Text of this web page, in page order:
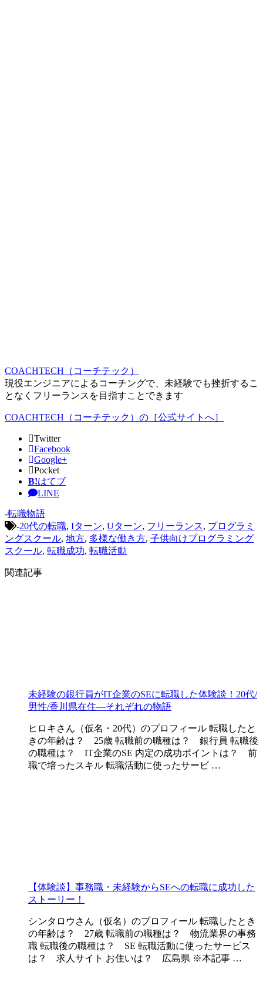
COACHTECH（コーチテック）
現役エンジニアによるコーチングで、未経験でも挫折するこ
となくフリーランスを目指すことできます
COACHTECH（コーチテック）の［公式サイトへ］
Twitter
Facebook
Google+
Pocket
B!はてブ
LINE
-転職物語
-20代の転職, Iターン, Uターン, フリーランス, プログラミ
ングスクール, 地方, 多様な働き方, 子供向けプログラミング
スクール, 転職成功, 転職活動
関連記事
未経験の銀行員がIT企業のSEに転職した体験談！20代/
男性/香川県在住―それぞれの物語
ヒロキさん（仮名・20代）のプロフィール 転職したと
きの年齢は？ 25歳 転職前の職種は？ 銀行員 転職後
の職種は？ IT企業のSE 内定の成功ポイントは？ 前
職で培ったスキル 転職活動に使ったサービ …
【体験談】事務職・未経験からSEへの転職に成功した
ストーリー！
シンタロウさん（仮名）のプロフィール 転職したとき
の年齢は？ 27歳 転職前の職種は？ 物流業界の事務
職 転職後の職種は？ SE 転職活動に使ったサービス
は？ 求人サイト お住いは？ 広島県 ※本記事 …